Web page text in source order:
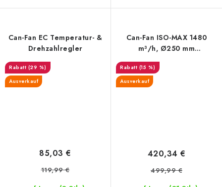
Can-Fan EC Temperatur- &
Drehzahlregler
(29 %)
Ausverkauf
85,03 €
119,99 €
Can-Fan ISO-MAX 1480
m³/h, Ø250 mm
(schallgedämmt)
(15 %)
Ausverkauf
420,34 €
499,99 €